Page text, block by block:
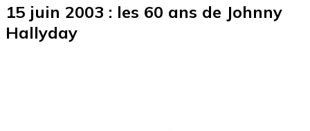
15 juin 2003 : les 60 ans de Johnny
Hallyday